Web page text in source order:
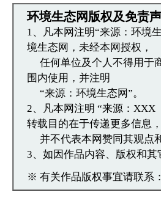
·发表本评论即表明您已
文章跟帖管理员反映。
环境生态网版权及免责声
1、凡本网注明“来源：环境
境生态网，未经本网授权，
任何单位及个人不得用于
围内使用，并注明
“来源：环境生态网”。
2、凡本网注明 “来源：XXX
转载目的在于传递更多信息，
并不代表本网赞同其观点
3、如因作品内容、版权和
※ 有关作品版权事宜请联系